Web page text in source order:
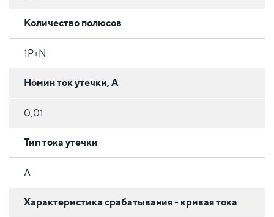
Количество полюсов
1Р+N
Номин ток утечки, А
0,01
Тип тока утечки
A
Характеристика срабатывания - кривая тока